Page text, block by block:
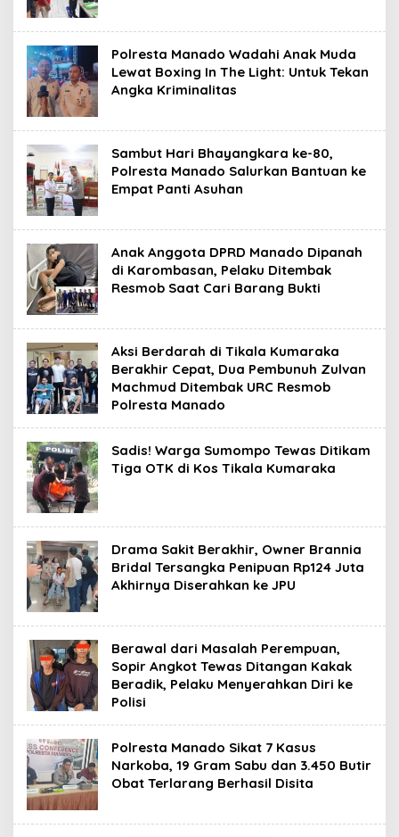
Polresta Manado Wadahi Anak Muda
Lewat Boxing In The Light: Untuk Tekan
Angka Kriminalitas
Sambut Hari Bhayangkara ke-80,
Polresta Manado Salurkan Bantuan ke
Empat Panti Asuhan
Anak Anggota DPRD Manado Dipanah
di Karombasan, Pelaku Ditembak
Resmob Saat Cari Barang Bukti
Aksi Berdarah di Tikala Kumaraka
Berakhir Cepat, Dua Pembunuh Zulvan
Machmud Ditembak URC Resmob
Polresta Manado
Sadis! Warga Sumompo Tewas Ditikam
Tiga OTK di Kos Tikala Kumaraka
Drama Sakit Berakhir, Owner Brannia
Bridal Tersangka Penipuan Rp124 Juta
Akhirnya Diserahkan ke JPU
Berawal dari Masalah Perempuan,
Sopir Angkot Tewas Ditangan Kakak
Beradik, Pelaku Menyerahkan Diri ke
Polisi
Polresta Manado Sikat 7 Kasus
Narkoba, 19 Gram Sabu dan 3.450 Butir
Obat Terlarang Berhasil Disita